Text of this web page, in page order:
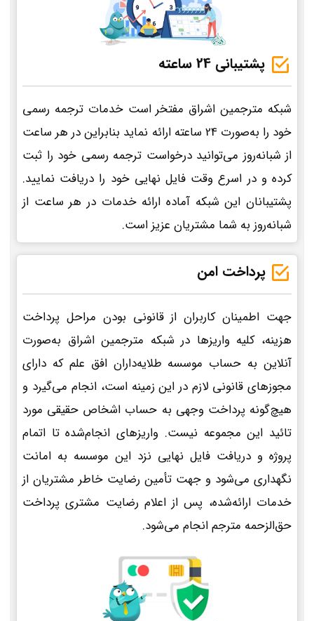
پشتیبانی 24 ساعته
شبکه مترجمین اشراق مفتخر است خدمات ترجمه رسمی
خود را به‌صورت 24 ساعته ارائه نماید بنابراین در هر ساعت
از شبانه‌روز می‌توانید درخواست ترجمه رسمی خود را ثبت
کرده و در اسرع وقت فایل نهایی خود را دریافت نمایید.
پشتیبانان این شبکه آماده ارائه خدمات در هر ساعت از
شبانه‌روز به شما مشتریان عزیز است.
پرداخت امن
جهت اطمینان کاربران از قانونی بودن مراحل پرداخت
هزینه، کلیه واریزها در شبکه مترجمین اشراق به‌صورت
آنلاین به حساب موسسه طلایه‌داران افق علم که دارای
مجوزهای قانونی لازم در این زمینه است، انجام می‌گیرد و
هیچ‌گونه پرداخت وجهی به حساب اشخاص حقیقی مورد
تائید این مجموعه نیست. واریزهای انجام‌شده تا اتمام
پروژه و دریافت فایل نهایی نزد این موسسه به امانت
نگهداری می‌شود و جهت تأمین رضایت خاطر مشتریان از
خدمات ارائه‌شده، پس از اعلام رضایت مشتری پرداخت
حق‌الزحمه مترجم انجام می‌شود.